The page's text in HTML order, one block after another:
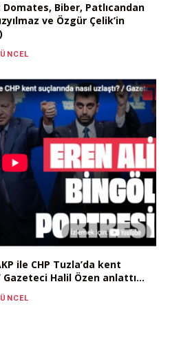
Domates, Biber, Patlıcandan
ve Özgür Çelik’in
ile CHP Tuzla’da kent
Gazeteci Halil Özen anlattı…